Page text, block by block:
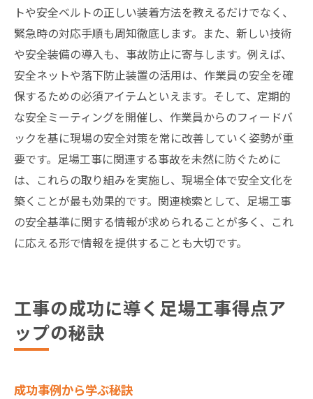
トや安全ベルトの正しい装着方法を教えるだけでなく、
緊急時の対応手順も周知徹底します。また、新しい技術
や安全装備の導入も、事故防止に寄与します。例えば、
安全ネットや落下防止装置の活用は、作業員の安全を確
保するための必須アイテムといえます。そして、定期的
な安全ミーティングを開催し、作業員からのフィードバ
ックを基に現場の安全対策を常に改善していく姿勢が重
要です。足場工事に関連する事故を未然に防ぐために
は、これらの取り組みを実施し、現場全体で安全文化を
築くことが最も効果的です。関連検索として、足場工事
の安全基準に関する情報が求められることが多く、これ
に応える形で情報を提供することも大切です。
工事の成功に導く足場工事得点ア
ップの秘訣
成功事例から学ぶ秘訣